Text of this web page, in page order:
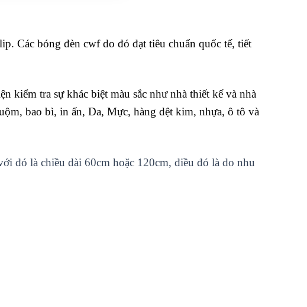
Các bóng đèn cwf do đó đạt tiêu chuẩn quốc tế, tiết
kiểm tra sự khác biệt màu sắc như nhà thiết kế và nhà
bao bì, in ấn, Da, Mực, hàng dệt kim, nhựa, ô tô và
đó là chiều dài 60cm hoặc 120cm, điều đó là do nhu